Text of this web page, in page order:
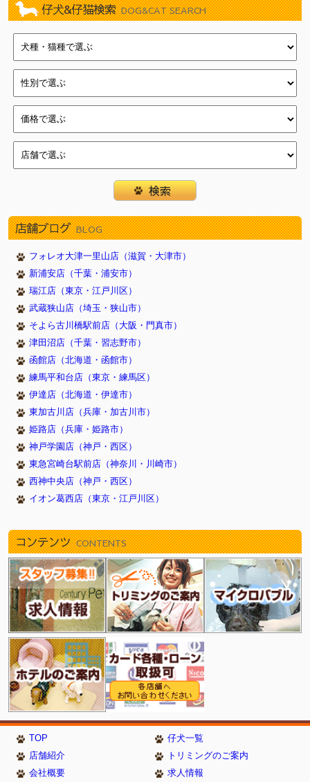
仔犬&仔猫検索 DOG&CAT SEARCH
店舗ブログ BLOG
フォレオ大津一里山店（滋賀・大津市）
新浦安店（千葉・浦安市）
瑞江店（東京・江戸川区）
武蔵狭山店（埼玉・狭山市）
そよら古川橋駅前店（大阪・門真市）
津田沼店（千葉・習志野市）
函館店（北海道・函館市）
練馬平和台店（東京・練馬区）
伊達店（北海道・伊達市）
東加古川店（兵庫・加古川市）
姫路店（兵庫・姫路市）
神戸学園店（神戸・西区）
東急宮崎台駅前店（神奈川・川崎市）
西神中央店（神戸・西区）
イオン葛西店（東京・江戸川区）
コンテンツ CONTENTS
TOP
仔犬一覧
店舗紹介
トリミングのご案内
会社概要
求人情報